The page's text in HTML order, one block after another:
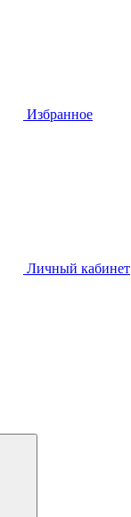
Избранное
Личный кабинет